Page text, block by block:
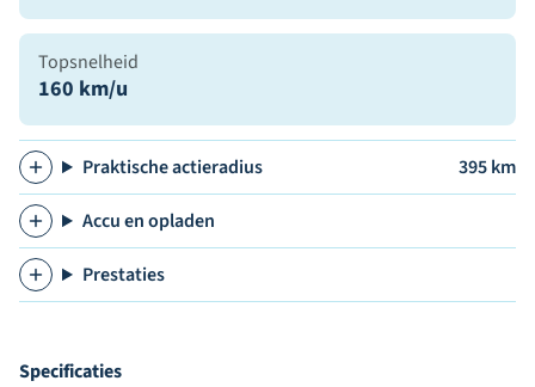
Topsnelheid
160 km/u
Praktische actieradius 395 km
Accu en opladen
Prestaties
Specificaties